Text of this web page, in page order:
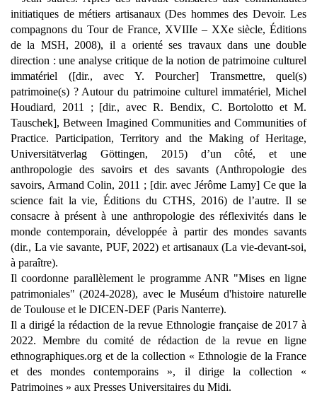
initiatiques de métiers artisanaux (Des hommes des Devoir. Les
compagnons du Tour de France, XVIIIe – XXe siècle, Éditions
de la MSH, 2008), il a orienté ses travaux dans une double
direction : une analyse critique de la notion de patrimoine culturel
immatériel ([dir., avec Y. Pourcher] Transmettre, quel(s)
patrimoine(s) ? Autour du patrimoine culturel immatériel, Michel
Houdiard, 2011 ; [dir., avec R. Bendix, C. Bortolotto et M.
Tauschek], Between Imagined Communities and Communities of
Practice. Participation, Territory and the Making of Heritage,
Universitätverlag Göttingen, 2015) d’un côté, et une
anthropologie des savoirs et des savants (Anthropologie des
savoirs, Armand Colin, 2011 ; [dir. avec Jérôme Lamy] Ce que la
science fait la vie, Éditions du CTHS, 2016) de l’autre. Il se
consacre à présent à une anthropologie des réflexivités dans le
monde contemporain, développée à partir des mondes savants
(dir., La vie savante, PUF, 2022) et artisanaux (La vie-devant-soi,
à paraître).
Il coordonne parallèlement le programme ANR "Mises en ligne
patrimoniales" (2024-2028), avec le Muséum d'histoire naturelle
de Toulouse et le DICEN-DEF (Paris Nanterre).
Il a dirigé la rédaction de la revue Ethnologie françaisede 2017 à
2022. Membre du comité de rédaction de la revue en ligne
ethnographiques.org et de la collection « Ethnologie de la France
et des mondes contemporains », il dirige la collection «
Patrimoines » aux Presses Universitaires du Midi.